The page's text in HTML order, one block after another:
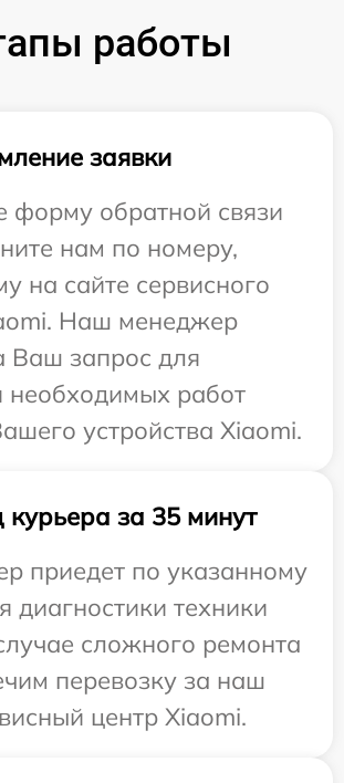
работы
заявки
форму обратной связи
нам по номеру,
на сайте сервисного
Наш менеджер
Ваш запрос для
необходимых работ
устройства Xiaomi.
курьера за 35 минут
приедет по указанному
диагностики техники
сложного ремонта
перевозку за наш
центр Xiaomi.